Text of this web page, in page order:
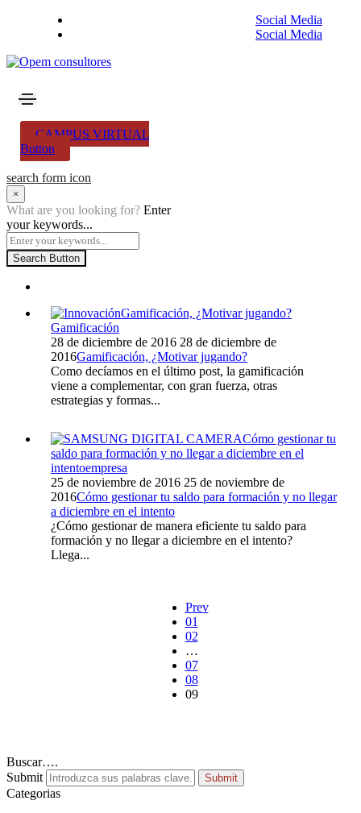
Social Media
Social Media
CAMPUS VIRTUAL
Button
search form icon
×
What are you looking for? Enter
your keywords...
Search Button
Gamificación, ¿Motivar jugando?
Gamificación
28 de diciembre de 2016 28 de diciembre de
2016Gamificación, ¿Motivar jugando?
Como decíamos en el último post, la gamificación
viene a complementar, con gran fuerza, otras
estrategias y formas...
Cómo gestionar tu
saldo para formación y no llegar a diciembre en el
intentoempresa
25 de noviembre de 2016 25 de noviembre de
2016Cómo gestionar tu saldo para formación y no llegar
a diciembre en el intento
¿Cómo gestionar de manera eficiente tu saldo para
formación y no llegar a diciembre en el intento?
Llega...
Prev
01
02
…
07
08
09
Buscar….
Submit
Submit
Categorias